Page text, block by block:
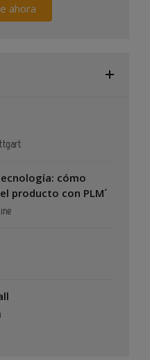
ahora
cómo
producto con PLM´